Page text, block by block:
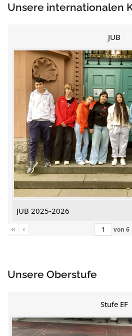
Unsere internationalen
JUB
JUB 2025-2026
«
‹ von 6
Unsere Oberstufe
Stufe EF